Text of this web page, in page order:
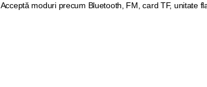
Acceptă moduri precum Bluetooth, FM, card TF, unitate